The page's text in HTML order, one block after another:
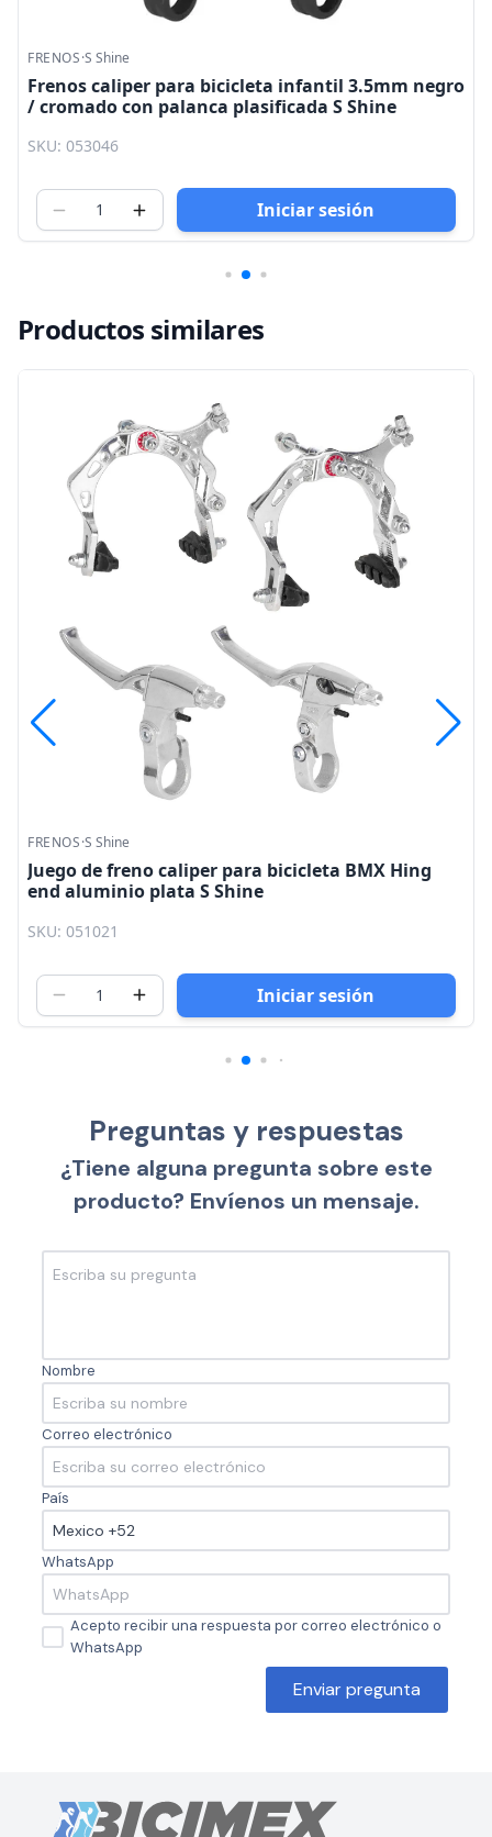
FRENOS·S Shine
Frenos caliper para bicicleta infantil 3.5mm negro
/ cromado con palanca plasificada S Shine
SKU: 053046
Iniciar sesión
Productos similares
FRENOS·S Shine
Juego de freno caliper para bicicleta BMX Hing
end aluminio plata S Shine
SKU: 051021
Iniciar sesión
Preguntas y respuestas
¿Tiene alguna pregunta sobre este
producto? Envíenos un mensaje.
Nombre
Correo electrónico
País
WhatsApp
Acepto recibir una respuesta por correo electrónico o
WhatsApp
Enviar pregunta